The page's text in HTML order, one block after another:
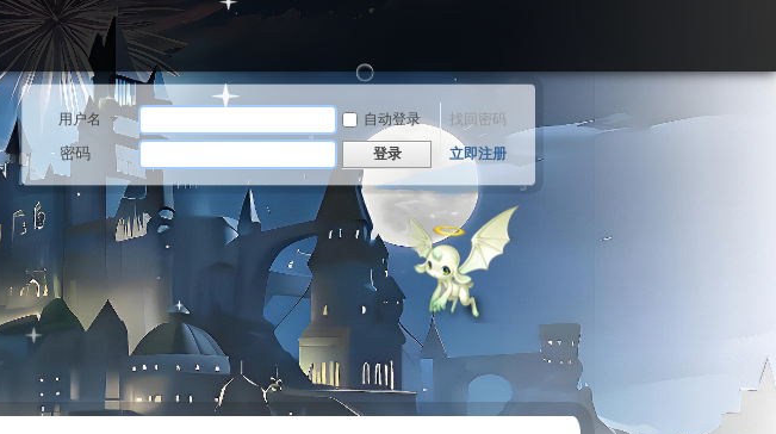
用户名 自动登录 找回密码
密码 登录 立即注册